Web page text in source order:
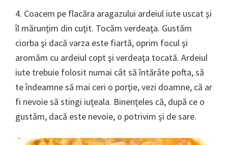
4. Coacem pe flacăra aragazului ardeiul iute uscat şi
îl mărunţim din cuţit. Tocăm verdeaţa. Gustăm
ciorba şi dacă varza este fiartă, oprim focul şi
aromăm cu ardeiul copt şi verdeaţa tocată. Ardeiul
iute trebuie folosit numai cât să întărâte pofta, să
te îndeamne să mai ceri o porţie, vezi doamne, că ar
fi nevoie să stingi iuţeala. Binenţeles că, după ce o
gustăm, dacă este nevoie, o potrivim şi de sare.